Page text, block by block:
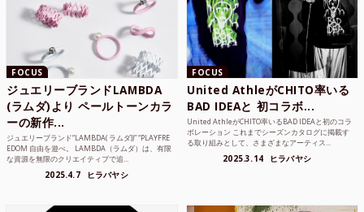
FOCUS
ジュエリーブランドLAMBDA
(ラムダ)より ペールトーンカラ
ーの新作...
ジュエリーブランド“LAMBDA( ラムダ))” “PLAYFRE
EDOM 自由を遊べ。 LAMBDA（ラムダ）は、有限
な資源を無限のクリエイティブで追...
2025.4.7 ヒラバヤシ
FOCUS
United AthleがCHITO率いる
BAD IDEAと 初コラボ...
United AthleがCHITO率いるBAD IDEAと初のコラ
ボレーション これまでシーズンカタログに掲載す
る取り組みとして、さまざまなアーティス...
2025.3.14 ヒラバヤシ